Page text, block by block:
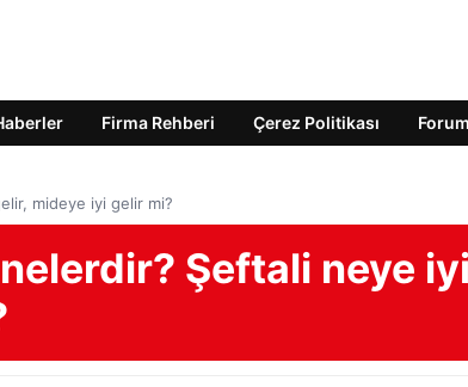
Firma Rehberi Çerez Politikası Forum
mideye iyi gelir mi?
nelerdir? Şeftali neye iyi